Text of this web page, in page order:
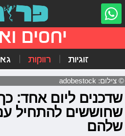
יחסים
זוגיות רווקות
© צילום: adobestock
שדכנים ליום אחד:
שחוששים להתחיל
שלהם